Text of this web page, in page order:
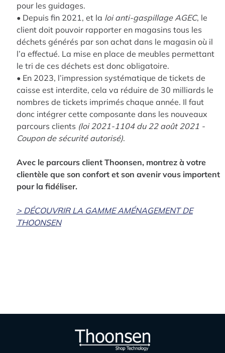
pour les guidages.
• Depuis fin 2021, et la loi anti-gaspillage AGEC, le
client doit pouvoir rapporter en magasins tous les
déchets générés par son achat dans le magasin où il
l’a effectué. La mise en place de meubles permettant
le tri de ces déchets est donc obligatoire.
• En 2023, l’impression systématique de tickets de
caisse est interdite, cela va réduire de 30 milliards le
nombres de tickets imprimés chaque année. Il faut
donc intégrer cette composante dans les nouveaux
parcours clients (loi 2021-1104 du 22 août 2021 -
Coupon de sécurité autorisé).
Avec le parcours client Thoonsen, montrez à votre
clientèle que son confort et son avenir vous importent
pour la fidéliser.
> DÉCOUVRIR LA GAMME AMÉNAGEMENT DE
THOONSEN